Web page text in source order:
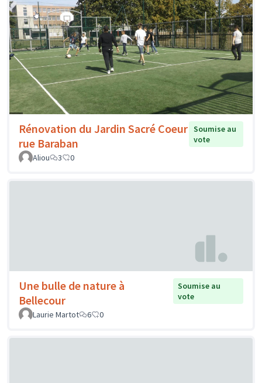
Rénovation du Jardin Sacré Coeur
rue Baraban
Soumise au
vote
Aliou
3 0
Une bulle de nature à
Bellecour
Soumise au
vote
Laurie Martot
6 0